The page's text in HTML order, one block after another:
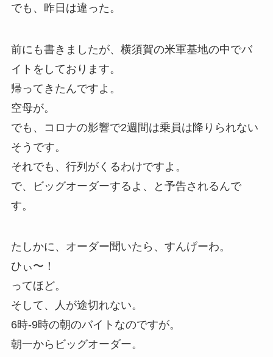
でも、昨日は違った。
前にも書きましたが、横須賀の米軍基地の中でバ
イトをしております。
帰ってきたんですよ。
空母が。
でも、コロナの影響で2週間は乗員は降りられない
そうです。
それでも、行列がくるわけですよ。
で、ビッグオーダーするよ、と予告されるんで
す。
たしかに、オーダー聞いたら、すんげーわ。
ひぃ〜！
ってほど。
そして、人が途切れない。
6時-9時の朝のバイトなのですが。
朝一からビッグオーダー。